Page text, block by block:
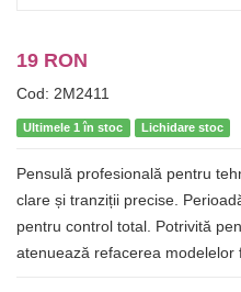
19 RON
Cod: 2M2411
Ultimele 1 în stoc Lichidare stoc
Pensulă profesională pentru
clare și tranziții precise.
pentru control total. Potrivită
atenuează refacerea modelelor